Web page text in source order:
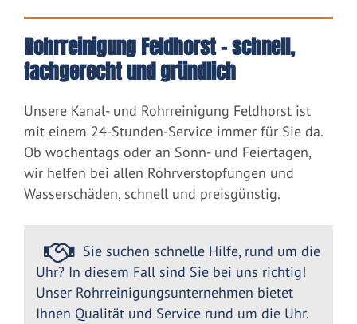
Rohrreinigung Feldhorst – schnell,
fachgerecht und gründlich
Unsere Kanal- und Rohrreinigung Feldhorst ist
mit einem 24-Stunden-Service immer für Sie da.
Ob wochentags oder an Sonn- und Feiertagen,
wir helfen bei allen Rohrverstopfungen und
Wasserschäden, schnell und preisgünstig.
Sie suchen schnelle Hilfe, rund um die
Uhr? In diesem Fall sind Sie bei uns richtig!
Unser Rohrreinigungsunternehmen bietet
Ihnen Qualität und Service rund um die Uhr.